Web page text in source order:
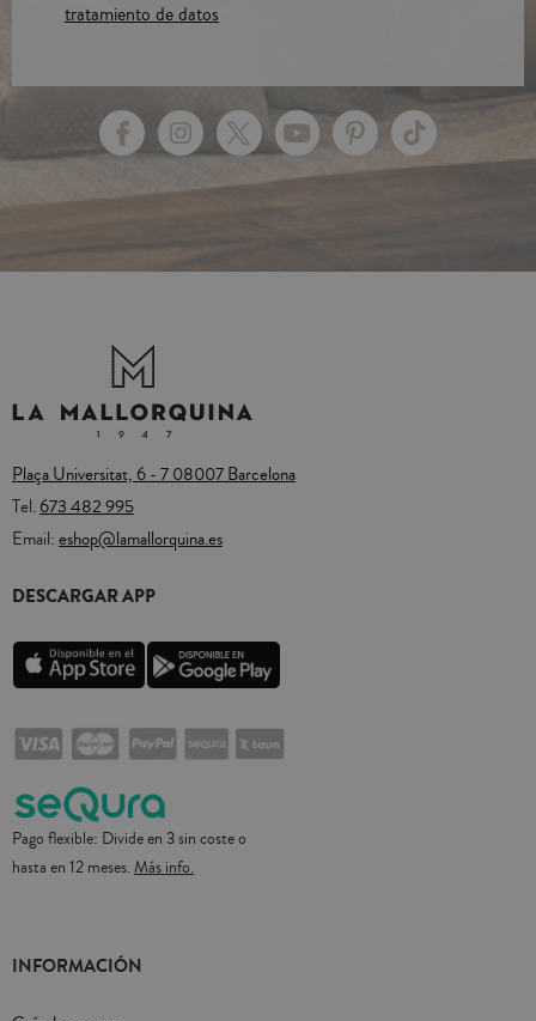
tratamiento de datos
Plaça Universitat, 6 - 7 08007 Barcelona
Tel.673 482 995
Email:eshop@lamallorquina.es
DESCARGAR APP
Pago flexible: Divide en 3 sin coste o
hasta en 12 meses. Más info.
INFORMACIÓN